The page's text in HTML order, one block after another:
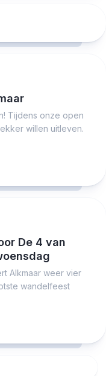
Tijdens onze open
willen uitleven.
De 4 van
Alkmaar weer vier
wandelfeest